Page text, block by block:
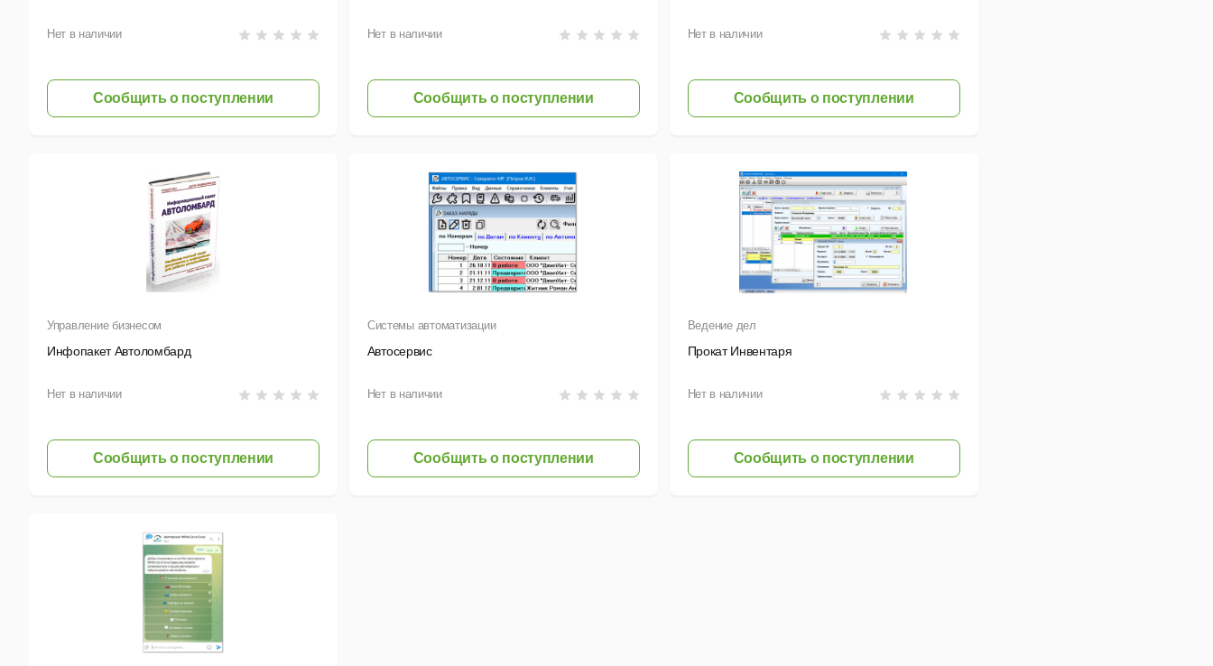
Нет в наличии
Сообщить о поступлении
Нет в наличии
Сообщить о поступлении
Нет в наличии
Сообщить о поступлении
Управление бизнесом
Инфопакет Автоломбард
Нет в наличии
Сообщить о поступлении
Системы автоматизации
Автосервис
Нет в наличии
Сообщить о поступлении
Ведение дел
Прокат Инвентаря
Нет в наличии
Сообщить о поступлении